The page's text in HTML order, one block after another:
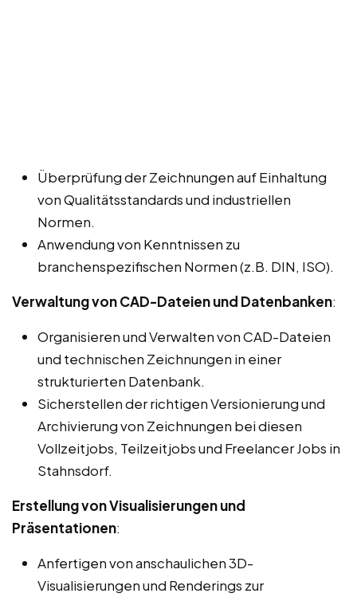
Überprüfung der Zeichnungen auf Einhaltung
von Qualitätsstandards und industriellen
Normen.
Anwendung von Kenntnissen zu
branchenspezifischen Normen (z.B. DIN, ISO).
Verwaltung von CAD-Dateien und Datenbanken:
Organisieren und Verwalten von CAD-Dateien
und technischen Zeichnungen in einer
strukturierten Datenbank.
Sicherstellen der richtigen Versionierung und
Archivierung von Zeichnungen bei diesen
Vollzeitjobs, Teilzeitjobs und Freelancer Jobs in
Stahnsdorf.
Erstellung von Visualisierungen und
Präsentationen:
Anfertigen von anschaulichen 3D-
Visualisierungen und Renderings zur